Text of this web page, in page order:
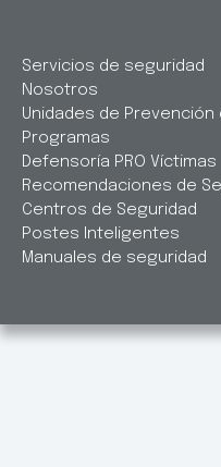
Servicios de seguridad
Nosotros
Unidades de Prevención
Programas
Defensoría PRO Víctimas
Recomendaciones de
Centros de Seguridad
Postes Inteligentes
Manuales de seguridad